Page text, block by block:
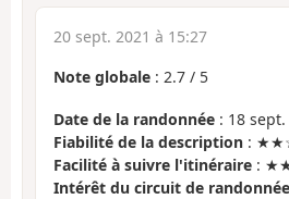
20 sept. 2021 à 15:27
Note globale : 2.7 / 5
Date de la randonnée : 18 sept.
Fiabilité de la description :
Facilité à suivre l'itinéraire :
Intérêt du circuit de randonnée